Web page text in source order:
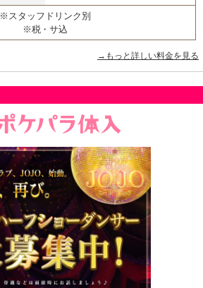
※スタッフドリンク別
※税・サ込
→もっと詳しい料金を見る